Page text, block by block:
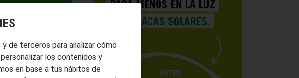
de terceros para analizar cómo
los contenidos y
en base a tus hábitos de